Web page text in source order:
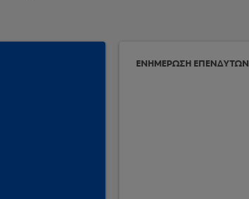
ΕΝΗΜΕΡΩΣΗ ΕΠΕΝΔΥΤΩΝ